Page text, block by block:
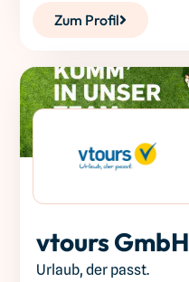
Zum Profil
vtours GmbH
Urlaub, der passt.